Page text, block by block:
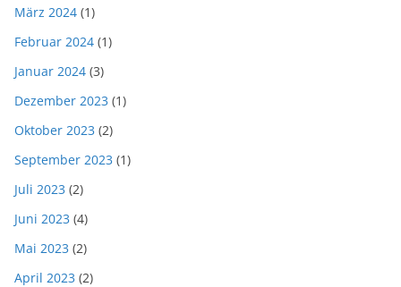
März 2024 (1)
Februar 2024 (1)
Januar 2024 (3)
Dezember 2023 (1)
Oktober 2023 (2)
September 2023 (1)
Juli 2023 (2)
Juni 2023 (4)
Mai 2023 (2)
April 2023 (2)